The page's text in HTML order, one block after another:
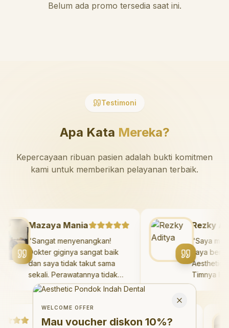
Belum ada promo tersedia saat ini.
Testimoni
Apa Kata Mereka?
Kepercayaan ribuan pasien adalah bukti komitmen
kami untuk memberikan pelayanan terbaik.
Mazaya Mania
"Sangat menyenangkan!
Dokter giginya sangat baik
dan saya tidak takut sama
sekali. Perawatannya tidak
sakit, dan saya bisa bermain
Saya suka pergi ke dokter
gigi sekarang!"
"Saya
saya
Debby Sahertian
Welcome Offer
Mau voucher diskon <strong>10%</strong>?
WELCOME OFFER
Mau voucher diskon 10%?
Close